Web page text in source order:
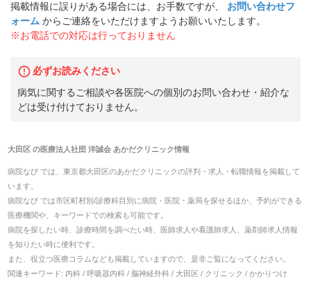
掲載情報に誤りがある場合には、お手数ですが、
お問い合わせフ
ォーム からご連絡をいただけますようお願いいたします。
※お電話での対応は行っておりません
必ずお読みください
病気に関するご相談や各医院への個別のお問い合わせ・紹介な
どは受け付けておりません。
大田区の医療法人社団 洋誠会 あかだクリニック情報
病院なび では、 東京都大田区のあかだクリニックの評判・求人・転職情報を掲載して
います。
病院なび では市区町村別/診療科目別に病院・医院・薬局を探せるほか、予約ができる
医療機関や、キーワードでの検索も可能です。
病院を探したい時、診療時間を調べたい時、医師求人や看護師求人、薬剤師求人情報
を知りたい時に便利です。
また、役立つ医療コラムなども掲載していますので、是非ご覧になってください。
関連キーワード: 内科 / 呼吸器内科 / 脳神経外科 / 大田区 / クリニック / かかりつけ